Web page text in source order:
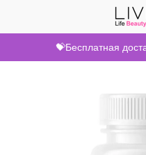
💝Бесплатная